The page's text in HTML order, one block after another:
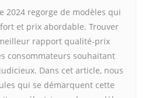
2024 regorge de modèles qui
et prix abordable. Trouver
rapport qualité-prix
consommateurs souhaitant
Dans cet article, nous
qui se démarquent cette